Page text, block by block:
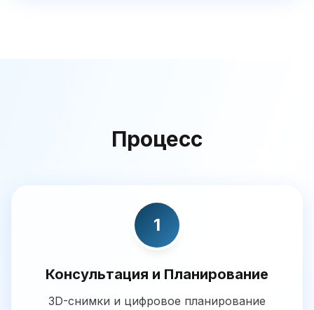
Процесс
1
Консультация и Планирование
3D-снимки и цифровое планирование